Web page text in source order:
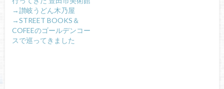
→讃岐うどん木乃屋
→STREET BOOKS＆
COFEEのゴールデンコー
スで巡ってきました